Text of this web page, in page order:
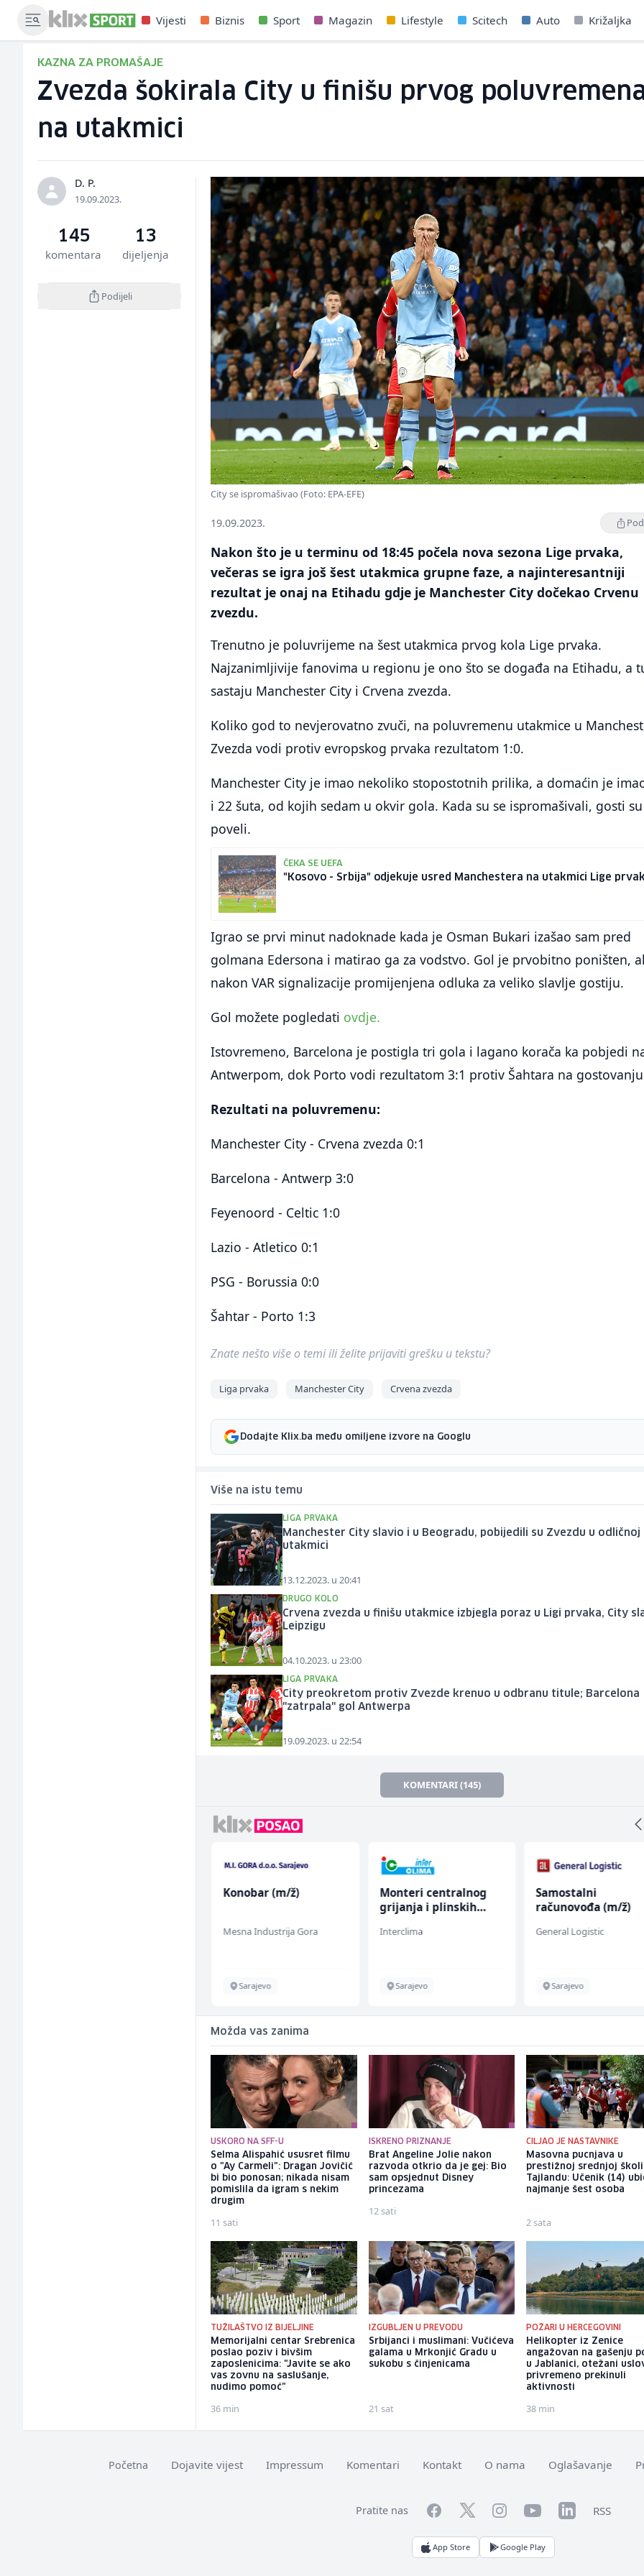
Vijesti Biznis Sport Magazin Lifestyle Scitech Auto Križaljka
KAZNA ZA PROMAŠAJE
Zvezda šokirala City u finišu prvog
na utakmici
D. P.
19.09.2023.
145
komentara
13
dijeljenja
Podijeli
City se ispromašivao (Foto: EPA-EFE)
19.09.2023.
Nakon što je u terminu od 18:45 počela nova sezona Lige prvaka,
večeras se igra još šest utakmica grupne faze, a najinteresantniji
rezultat je onaj na Etihadu gdje je Manchester City dočekao Crvenu
zvezdu.
Trenutno je poluvrijeme na šest utakmica prvog kola Lige prvaka.
Najzanimljivije fanovima u regionu je ono što se događa na Etihadu, a
sastaju Manchester City i Crvena zvezda.
Koliko god to nevjerovatno zvuči, na poluvremenu utakmice u
Zvezda vodi protiv evropskog prvaka rezultatom 1:0.
Manchester City je imao nekoliko stopostotnih prilika, a domaćin je
i 22 šuta, od kojih sedam u okvir gola. Kada su se ispromašivali, gosti su
poveli.
ČEKA SE UEFA
"Kosovo - Srbija" odjekuje usred Manchestera na utakmici Lige
Igrao se prvi minut nadoknade kada je Osman Bukari izašao sam pred
golmana Edersona i matirao ga za vodstvo. Gol je prvobitno poništen,
nakon VAR signalizacije promijenjena odluka za veliko slavlje gostiju.
Gol možete pogledati ovdje.
Istovremeno, Barcelona je postigla tri gola i lagano korača ka pobjedi
Antwerpom, dok Porto vodi rezultatom 3:1 protiv Šahtara na
Rezultati na poluvremenu:
Manchester City - Crvena zvezda 0:1
Barcelona - Antwerp 3:0
Feyenoord - Celtic 1:0
Lazio - Atletico 0:1
PSG - Borussia 0:0
Šahtar - Porto 1:3
Znate nešto više o temi ili želite prijaviti grešku u tekstu?
Liga prvaka Manchester City Crvena zvezda
Dodajte Klix.ba među omiljene izvore na Googlu
Više na istu temu
LIGA PRVAKA
Manchester City slavio i u Beogradu, pobijedili su Zvezdu u odličnoj
utakmici
13.12.2023. u 20:41
DRUGO KOLO
Crvena zvezda u finišu utakmice izbjegla poraz u Ligi prvaka, City
Leipzigu
04.10.2023. u 23:00
LIGA PRVAKA
City preokretom protiv Zvezde krenuo u odbranu titule; Barcelona
"zatrpala" gol Antwerpa
19.09.2023. u 22:54
KOMENTARI (145)
Konobar (m/ž)
Mesna Industrija Gora
Sarajevo
Monteri centralnog
grijanja i plinskih
Interclima
Sarajevo
Samostalni
računovođa (m/ž)
General Logistic
Sarajevo
Možda vas zanima
USKORO NA SFF-U
Selma Alispahić ususret filmu
o "Ay Carmeli": Dragan Jovičić
bi bio ponosan; nikada nisam
pomislila da igram s nekim
drugim
11 sati
ISKRENO PRIZNANJE
Brat Angeline Jolie nakon
razvoda otkrio da je gej: Bio
sam opsjednut Disney
princezama
12 sati
CILJAO JE NASTAVNIKE
Masovna pucnjava u
prestižnoj srednjoj školi
Tajlandu: Učenik (14)
najmanje šest osoba
2 sata
TUŽILAŠTVO IZ BIJELJINE
Memorijalni centar Srebrenica
poslao poziv i bivšim
zaposlenicima: "Javite se ako
vas zovnu na saslušanje,
nudimo pomoć"
36 min
IZGUBLJEN U PREVODU
Srbijanci i muslimani: Vučićeva
galama u Mrkonjić Gradu u
sukobu s činjenicama
21 sat
POŽARI U HERCEGOVINI
Helikopter iz Zenice
angažovan na gašenju
u Jablanici, otežani
privremeno prekinuli
aktivnosti
38 min
Početna Dojavite vijest Impressum Komentari Kontakt O nama Oglašavanje
Pratite nas FacebookTwitterInstagramYouTubeLinkedInRSS
App Store Google Play